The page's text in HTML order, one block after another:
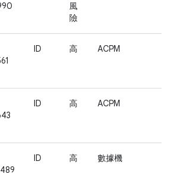
風
險
ID 高 ACPM
ID 高 ACPM
ID 高 數據機